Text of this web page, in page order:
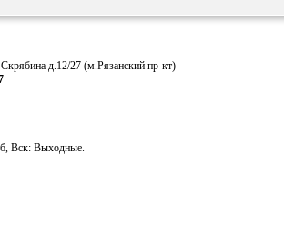
д.12/27 (м.Рязанский пр-кт)
Вск: Выходные.